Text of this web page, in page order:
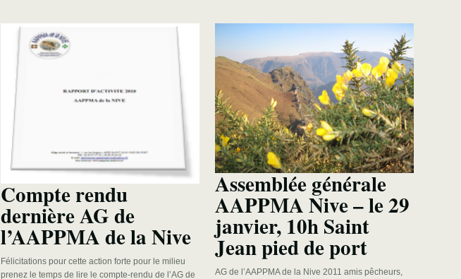
Compte rendu
dernière AG de
l’AAPPMA de la Nive
Félicitations pour cette action forte pour le milieu
prenez le temps de lire le compte-rendu de l’AG de
Assemblée générale
AAPPMA Nive – le 29
janvier, 10h Saint
Jean pied de port
AG de l’AAPPMA de la Nive 2011 amis pêcheurs,